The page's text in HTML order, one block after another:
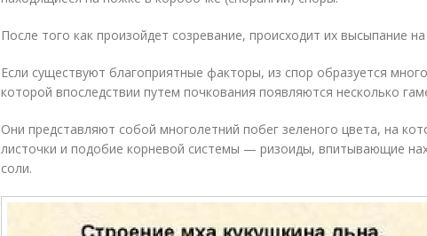
После того как произойдет созревание, происходит их высыпание
Если существуют благоприятные факторы, из спор образуется
которой впоследствии путем почкования появляются несколько
Они представляют собой многолетний побег зеленого цвета, на
листочки и подобие корневой системы — ризоиды, впитывающие
соли.